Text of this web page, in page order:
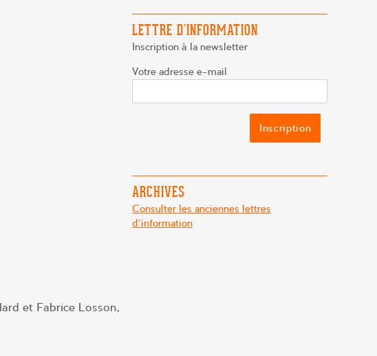
et Fabrice Losson,
LETTRE D’INFORMATION
Inscription à la newsletter
Votre adresse e-mail
ARCHIVES
Consulter les anciennes lettres
d'information